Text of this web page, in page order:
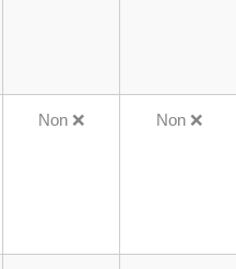
Non ❌ Non ❌